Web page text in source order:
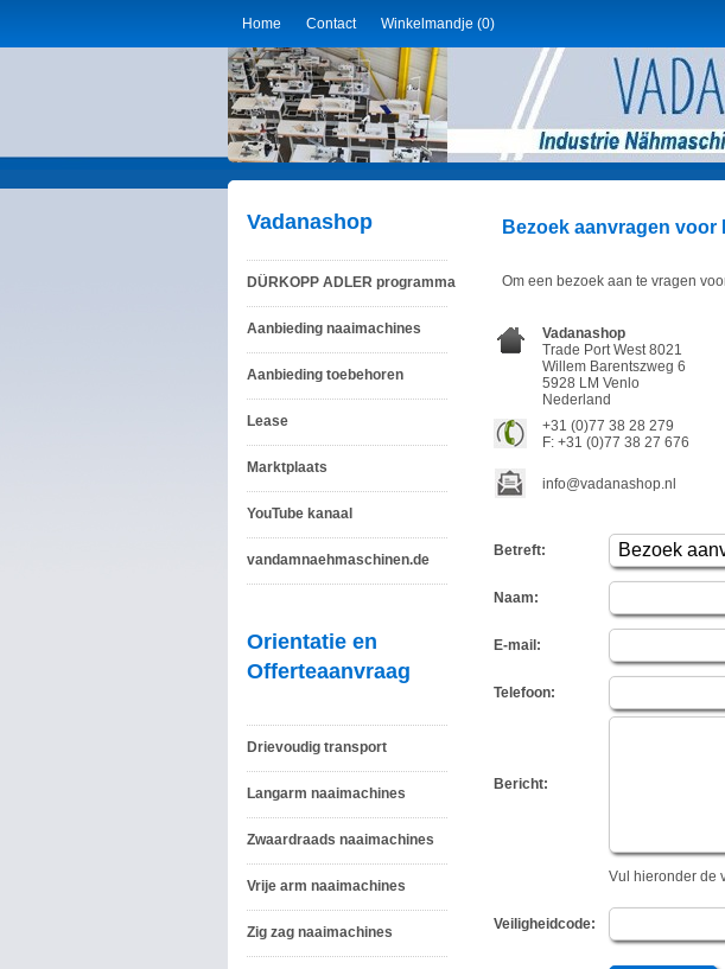
Home Contact Winkelmandje (0)
Vadanashop
DÜRKOPP ADLER programma
Aanbieding naaimachines
Aanbieding toebehoren
Lease
Marktplaats
YouTube kanaal
vandamnaehmaschinen.de
Orientatie en
Offerteaanvraag
Drievoudig transport
Langarm naaimachines
Zwaardraads naaimachines
Vrije arm naaimachines
Zig zag naaimachines
Bezoek aanvragen voor
Om een bezoek aan te vragen
Vadanashop
Trade Port West 8021
Willem Barentszweg 6
5928 LM Venlo
Nederland
+31 (0)77 38 28 279
F: +31 (0)77 38 27 676
info@vadanashop.nl
Betreft:
Naam:
E-mail:
Telefoon:
Bericht:
Vul hieronder de
Veiligheidcode: